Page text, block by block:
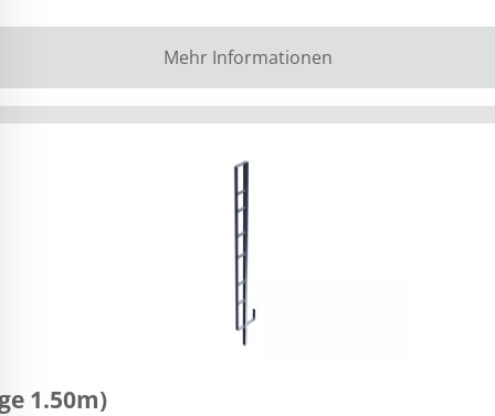
Mehr Informationen
1.50m)